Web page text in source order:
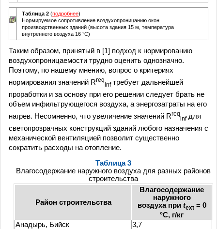
Таблица 2 (подробнее)
Нормируемое сопротивление воздухопроницанию окон
производственных зданий (высота здания 15 м, температура
внутреннего воздуха 16 °С)
Таким образом, принятый в [1] подход к нормированию
воздухопроницаемости трудно оценить однозначно.
Поэтому, по нашему мнению, вопрос о критериях
нормирования значений Rreq
infтребует дальнейшей
проработки и за основу при его решении следует брать не
объем инфильтрующегося воздуха, а энергозатраты на его
нагрев. Несомненно, что увеличение значений Rreq
infдля
светопрозрачных конструкций зданий любого назначения с
механической вентиляцией позволит существенно
сократить расходы на отопление.
Таблица 3
Влагосодержание наружного воздуха для разных районов
строительства
Район строительства
Влагосодержание
наружного
воздуха при text= 0
°C, г/кг
Анадырь, Бийск
3,7